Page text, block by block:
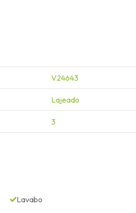
V24643
Lajeado
3
Lavabo